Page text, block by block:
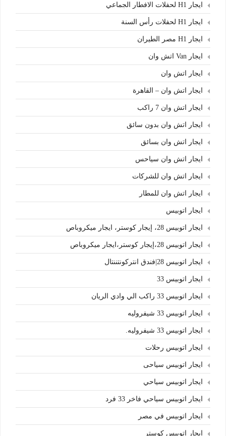
ايجار H1 لحفلات الافطار الجماعي
ايجار H1 لحفلات رأس السنة
ايجار H1 مصر الطيران
ايجار Van اتش وان
ايجار اتش وان
ايجار اتش وان – القاهرة
ايجار اتش وان 7 راكب
ايجار اتش وان بدون سائق
ايجار اتش وان بسائق
ايجار اتش وان سياحس
ايجار اتش وان للشركات
ايجار اتش وان للمطار
ايجار اتوبيس
ايجار اتوبيس 28، إيجار كوستر، ايجار ميكروباص
ايجار اتوبيس 28،إيجار كوستر،ايجار ميكروباص
ايجار اتوبيس 28|فندق انتركونتننتال
ايجار اتوبيس 33
ايجار اتوبيس 33 راكب الي وادي الريان
ايجار اتوبيس 33 شيفروليه
ايجار اتوبيس 33 شيفروليه.
ايجار اتوبيس رحلات
ايجار اتوبيس سياحى
ايجار اتوبيس سياحي
ايجار اتوبيس سياحي فاخر 33 فرد
ايجار اتوبيس في مصر
ايجار اتوبيس كوستر